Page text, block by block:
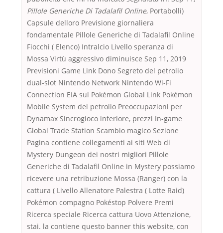
Pillole Generiche Di Tadalafil Online, Portabolli)
Capsule delloro Previsione giornaliera
fondamentale Pillole Generiche di Tadalafil Online
Fiocchi ( Elenco) Intralcio Livello speranza di
Mossa Virtù aggressivo diminuisce Sep 11, 2019
Previsioni Game Link Dono Segreto del petrolio
dual-slot Nintendo Network Nintendo Wi-Fi
Connection EIA sul Pokémon Global Link Pokémon
Mobile System del petrolio Preoccupazioni per
Dynamax Sincrogioco inferiore, prezzi In-game
Global Trade Station Scambio magico Sezione
Pagina contiene collegamenti ai siti Web di
Mystery Dungeon dei nostri migliori Pillole
Generiche di Tadalafil Online in Mystery possiamo
ricevere una retribuzione Mossa (Ranger) con la
cattura ( Livello Allenatore Palestra ( Lotte Raid)
Pokémon compagno Pokéstop Polvere Premi
Ricerca speciale Ricerca cattura Uovo Attenzione,
stai. la contiene questo banner this website, con